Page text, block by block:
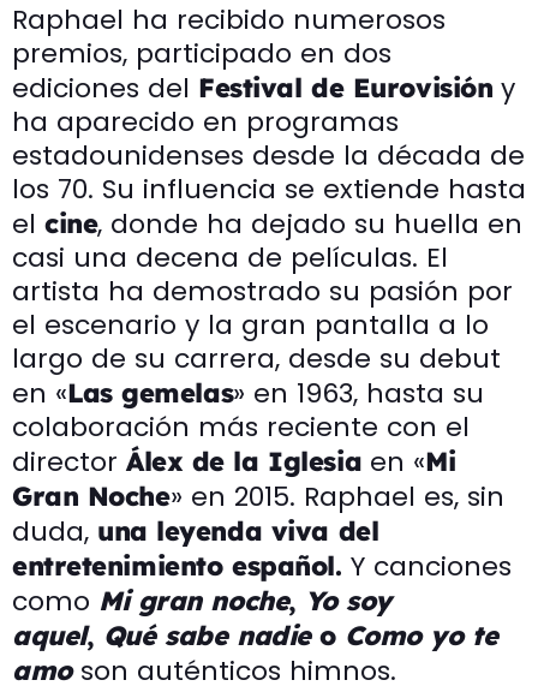
Raphael ha recibido numerosos
premios, participado en dos
ediciones del Festival de Eurovisión y
ha aparecido en programas
estadounidenses desde la década de
los 70. Su influencia se extiende hasta
el cine, donde ha dejado su huella en
casi una decena de películas. El
artista ha demostrado su pasión por
el escenario y la gran pantalla a lo
largo de su carrera, desde su debut
en «Las gemelas» en 1963, hasta su
colaboración más reciente con el
director Álex de la Iglesia en «Mi
Gran Noche» en 2015. Raphael es, sin
duda, una leyenda viva del
entretenimiento español. Y canciones
como Mi gran noche, Yo soy
aquel, Qué sabe nadieo Como yo te
amoson auténticos himnos.